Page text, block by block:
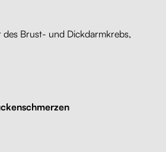
Brust- und Dickdarmkrebs,